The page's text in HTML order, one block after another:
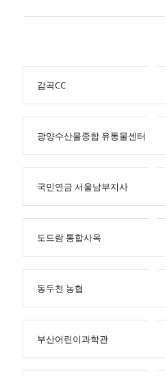
감곡CC
광양수산물종합 유통물센터
국민연금 서울남부지사
도드람 통합사옥
동두천 농협
부산어린이과학관